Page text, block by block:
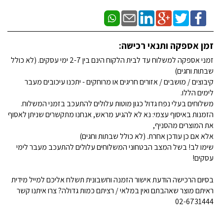
זמן אספקה ותנאי רכישה:
זמני אספקה למשלוח עד לבית הלקוח הינם בין 2-7 ימי עסקים. (לא כולל
שבתות וחגים)
קיבוצים / מושבים / אזורים חריגים או מרוחקים - יתכנו עיכובים מעבר
לימים הללו.
משלוחים בעלי נפח גדול כגון מוטות עלולים להתעכב בזמני המשלוח.
הזמנות באיסוף עצמי: נא לא להגיע מראש, אנחנו מתקשרים שניתן לאסוף
את המוצרים מהסניף,
אלא אם כן עודכן אחרת. (לא כולל שבתות וחגים)
שימו לב! בשל המצב הבטחוני המשלוחים עלולים להתעכב מעבר לימי
עסקים!
בסיום הרכישה הודעת אישור הזמנה וחשבונית תשלח אליכם למייל מידית
ראיתם מוצר שאהבתם ואין במלאי / רציתם כמות גדולה? צרו איתנו קשר
02-6731444